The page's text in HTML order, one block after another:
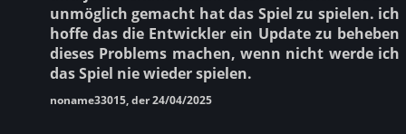
unmöglich gemacht hat das Spiel zu spielen. ich
hoffe das die Entwickler ein Update zu beheben
dieses Problems machen, wenn nicht werde ich
das Spiel nie wieder spielen.
noname33015, der 24/04/2025